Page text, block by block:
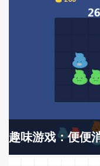
趣味游戏：便便